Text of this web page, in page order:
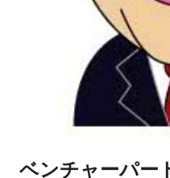
ベンチャーパー